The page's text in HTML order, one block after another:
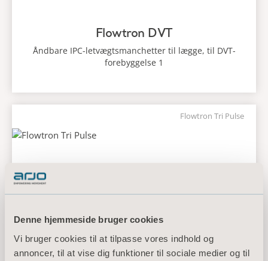
Denne hjemmeside bruger cookies
Vi bruger cookies til at tilpasse vores indhold og
annoncer, til at vise dig funktioner til sociale medier og til
Flowtron DVT
Åndbare IPC-letvægtsmanchetter til lægge, til DVT-
forebyggelse 1
Flowtron Tri Pulse